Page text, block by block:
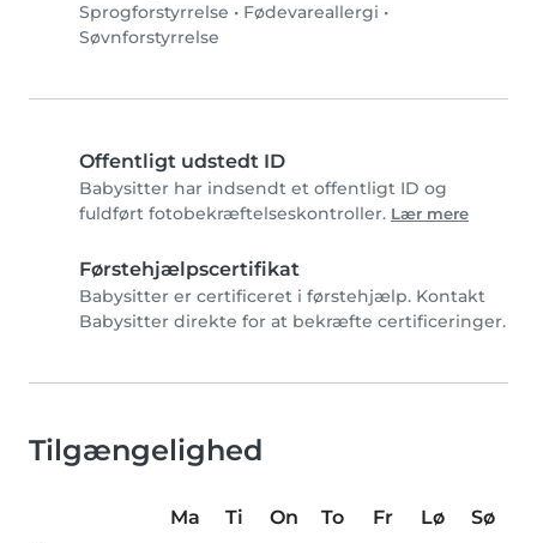
Sprogforstyrrelse • Fødevareallergi •
Søvnforstyrrelse
Offentligt udstedt ID
Babysitter har indsendt et offentligt ID og
fuldført fotobekræftelseskontroller. Lær mere
Førstehjælpscertifikat
Babysitter er certificeret i førstehjælp. Kontakt
Babysitter direkte for at bekræfte certificeringer.
Tilgængelighed
Ma Ti On To Fr Lø
Sø